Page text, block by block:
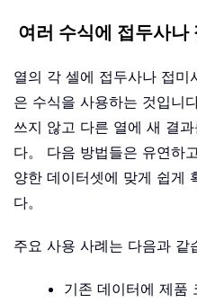
여러 수식에 접두사나
열의 각 셀에 접두사나 접미
은 수식을 사용하는 것입니
쓰지 않고 다른 열에 새 결
다。 다음 방법들은 유연하
양한 데이터셋에 맞게 쉽게
다。
주요 사용 사례는 다음과 같
기존 데이터에 제품